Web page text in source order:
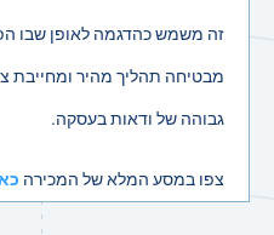
זה משמש כהדגמה לאופן שבו
מבטיחה תהליך מהיר
גבוהה של ודאות בעסקה.
צפו במסע המלא של המכירה